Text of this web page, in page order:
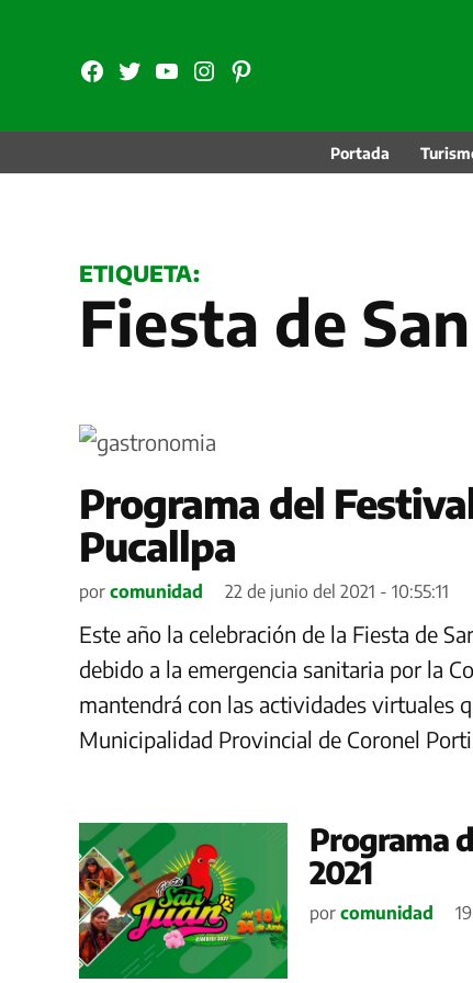
contenidoFB TW YouTubeInstagram
Pinterest
Portada
ETIQUETA:
Fiesta de
Programa del
Pucallpa
por comunidad 22 de junio del 2021 - 10:55:11
Este año la celebración de la Fiesta de
debido a la emergencia sanitaria por la
mantendrá con las actividades virtuales
Municipalidad Provincial de Coronel
Programa
2021
por comunidad